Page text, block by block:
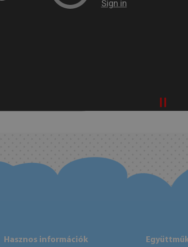
Hasznos információk